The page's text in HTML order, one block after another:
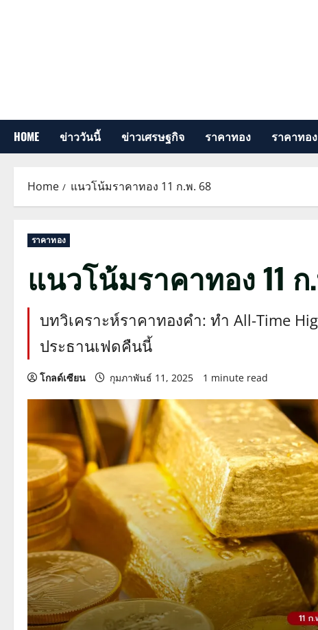
HOME ข่าววันนี้ ข่าวเศรษฐกิจ ราคาทอง ราคาทอ
Home แนวโน้มราคาทอง 11 ก.พ. 68
ราคาทอง
แนวโน้มราคาทอง 11 ก
บทวิเคราะห์ราคาทองคำ: ทำ All-Time
ประธานเฟดคืนนี้
โกลด์เซียน กุมภาพันธ์ 11, 2025 1 minute read